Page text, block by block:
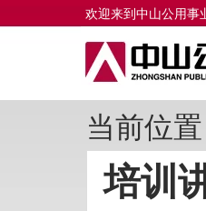
欢迎来到中山公用事
当前位置
培训